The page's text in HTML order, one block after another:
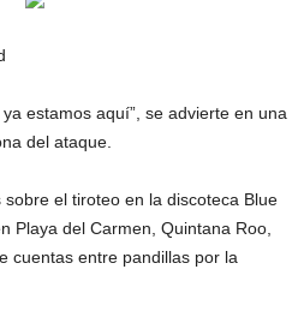
estamos aquí”, se advierte en una
del ataque.
el tiroteo en la discoteca Blue
Playa del Carmen, Quintana Roo,
cuentas entre pandillas por la